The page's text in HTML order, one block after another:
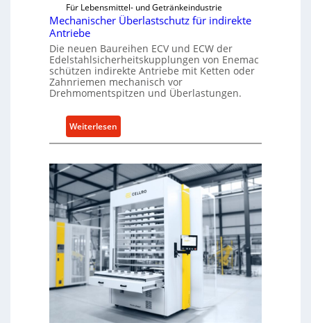
Für Lebensmittel- und Getränkeindustrie
Mechanischer Überlastschutz für indirekte
Antriebe
Die neuen Baureihen ECV und ECW der
Edelstahlsicherheitskupplungen von Enemac
schützen indirekte Antriebe mit Ketten oder
Zahnriemen mechanisch vor
Drehmomentspitzen und Überlastungen.
Weiterlesen:
M
c
h
n
s
c
h
e
Ü